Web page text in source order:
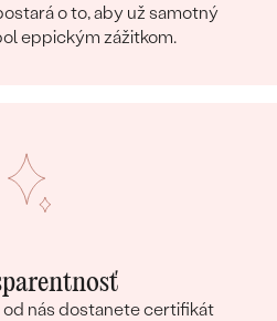
o to, aby už samotný
eppickým zážitkom.
od nás dostanete certifikát